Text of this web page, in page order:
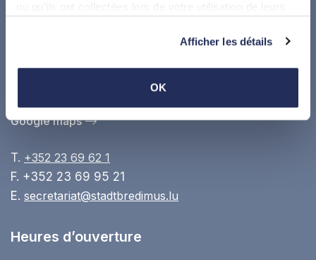
Afficher les détails
OK
Administration communale de Stadtbredimus
17, Dicksstrooss, L5451 Stadtbredimus
Google maps
T. +352 23 69 62 1
F. +352 23 69 95 21
E. secretariat@stadtbredimus.lu
Heures d’ouverture